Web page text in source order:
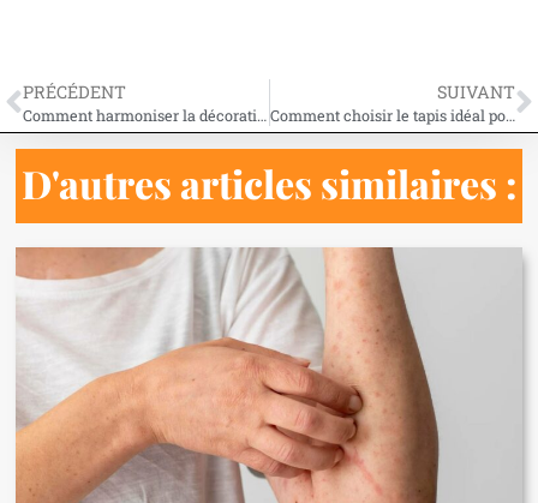
PRÉCÉDENT
Comment harmoniser la décoration de sa maison ?
SUIVANT
Comment choisir le tapis idéal pour votre salle à manger ?
D'autres articles similaires :